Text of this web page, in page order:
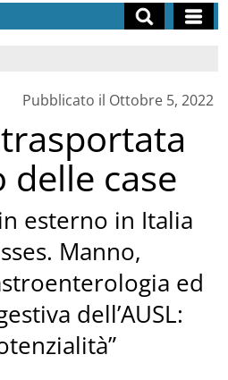
Pubblicato il Ottobre 5, 2022
delle case
esterno in Italia
Manno,
ed
dell’AUSL: